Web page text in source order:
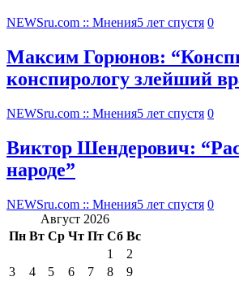
NEWSru.com :: Мнения5 лет спустя 0
Максим Горюнов:
конспирологу злейший
NEWSru.com :: Мнения5 лет спустя 0
Виктор Шендерович:
народе”
NEWSru.com :: Мнения5 лет спустя 0
Август 2026
Пн Вт Ср Чт Пт Сб Вс
1
2
3
4 5 6 7 8
9